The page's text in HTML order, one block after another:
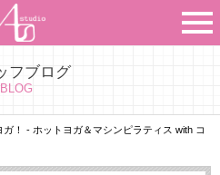
フブログ
BLOG
ガ！ - ホットヨガ＆マシンピラティス with コ
Asのコンセプト
Asのナビゲーションシステム
施設紹介